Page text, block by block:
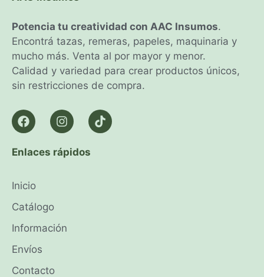
Potencia tu creatividad con AAC Insumos.
Encontrá tazas, remeras, papeles, maquinaria y
mucho más. Venta al por mayor y menor.
Calidad y variedad para crear productos únicos,
sin restricciones de compra.
Enlaces rápidos
Inicio
Catálogo
Información
Envíos
Contacto